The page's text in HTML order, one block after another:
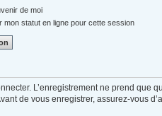
de moi
mon statut en ligne pour cette session
L’enregistrement ne prend
de vous enregistrer, assurez-vous